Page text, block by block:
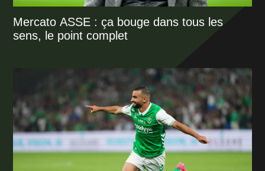
Mercato ASSE : ça bouge dans tous les
sens, le point complet